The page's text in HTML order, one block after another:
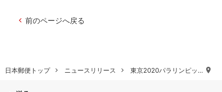
日本郵便トップ ニュースリリース 東京2020パラリンピッ…
前のページへ戻る